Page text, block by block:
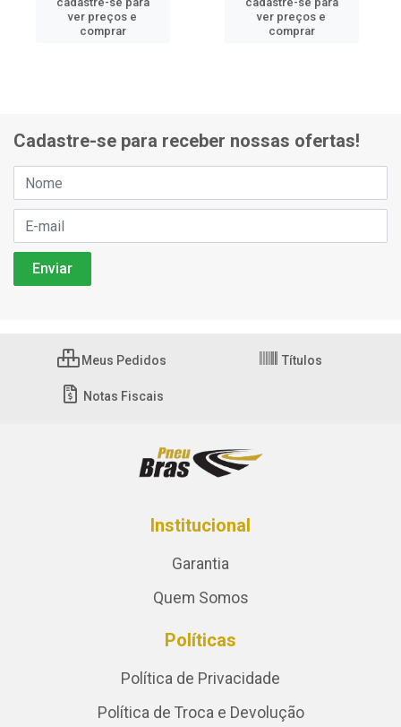
ver preços e
comprar
ver preços e
comprar
Cadastre-se para receber nossas ofertas!
Meus Pedidos Títulos
Notas Fiscais
Institucional
Garantia
Quem Somos
Políticas
Política de Privacidade
Política de Troca e Devolução